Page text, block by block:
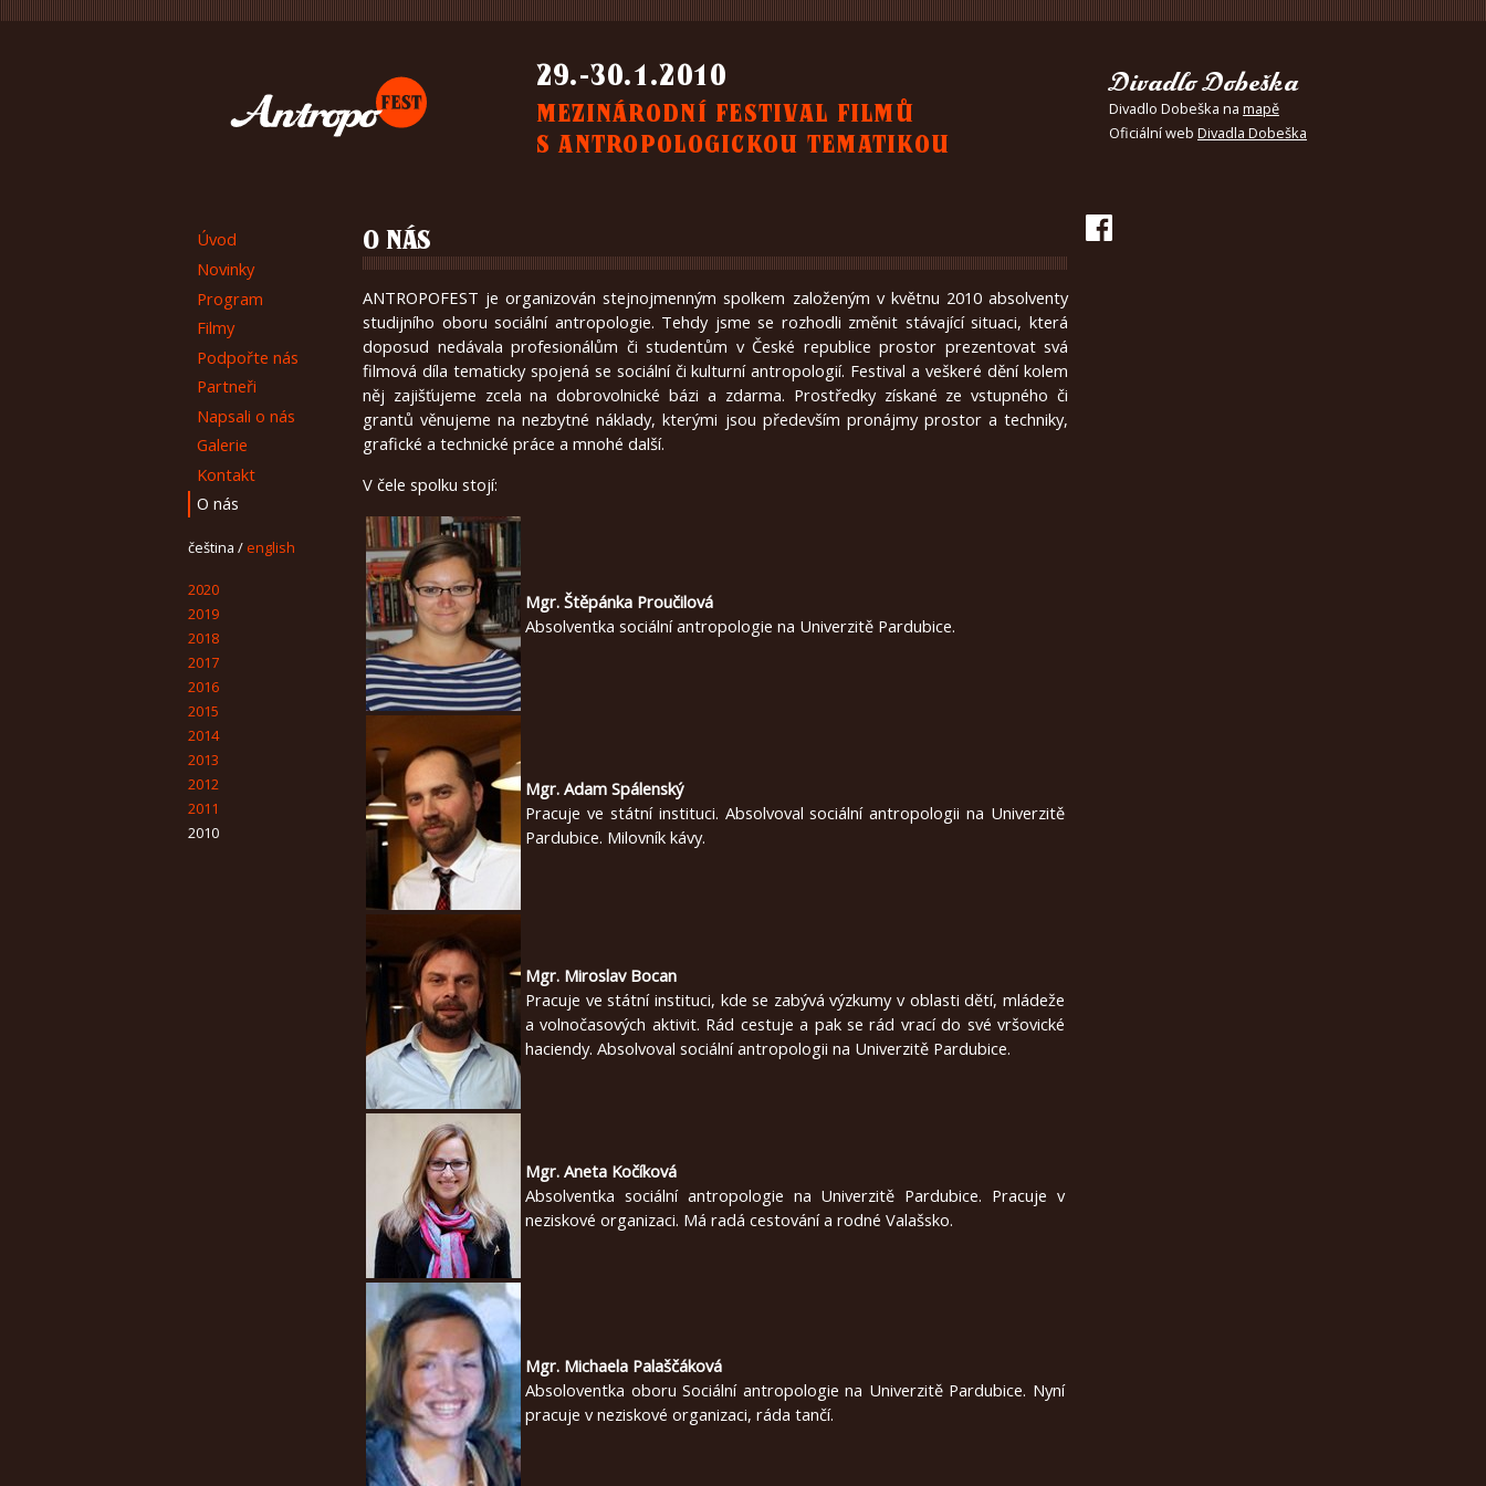
29.-30.1.2010
MEZINÁRODNÍ FESTIVAL FILMŮ
S ANTROPOLOGICKOU TEMATIKOU
Divadlo Dobeška
Divadlo Dobeška na mapě
Oficiální web Divadla Dobeška
Úvod
Novinky
Program
Filmy
Podpořte nás
Partneři
Napsali o nás
Galerie
Kontakt
O nás
čeština / english
2020
2019
2018
2017
2016
2015
2014
2013
2012
2011
2010
O NÁS
ANTROPOFEST je organizován stejnojmenným spolkem založeným v květnu 2010 absolventy
studijního oboru sociální antropologie. Tehdy jsme se rozhodli změnit stávající situaci, která
doposud nedávala profesionálům či studentům v České republice prostor prezentovat svá
filmová díla tematicky spojená se sociální či kulturní antropologií. Festival a veškeré dění kolem
něj zajišťujeme zcela na dobrovolnické bázi a zdarma. Prostředky získané ze vstupného či
grantů věnujeme na nezbytné náklady, kterými jsou především pronájmy prostor a techniky,
grafické a technické práce a mnohé další.
V čele spolku stojí:
Mgr. Štěpánka Proučilová
Absolventka sociální antropologie na Univerzitě Pardubice.
Mgr. Adam Spálenský
Pracuje ve státní instituci. Absolvoval sociální antropologii na Univerzitě
Pardubice. Milovník kávy.
Mgr. Miroslav Bocan
Pracuje ve státní instituci, kde se zabývá výzkumy v oblasti dětí, mládeže
a volnočasových aktivit. Rád cestuje a pak se rád vrací do své vršovické
haciendy. Absolvoval sociální antropologii na Univerzitě Pardubice.
Mgr. Aneta Kočíková
Absolventka sociální antropologie na Univerzitě Pardubice. Pracuje v
neziskové organizaci. Má radá cestování a rodné Valašsko.
Mgr. Michaela Palaščáková
Absoloventka oboru Sociální antropologie na Univerzitě Pardubice. Nyní
pracuje v neziskové organizaci, ráda tančí.